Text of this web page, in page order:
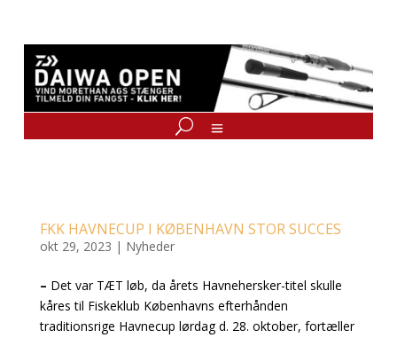
FKK HAVNECUP I KØBENHAVN STOR SUCCES
okt 29, 2023 | Nyheder
– Det var TÆT løb, da årets Havnehersker-titel skulle
kåres til Fiskeklub Københavns efterhånden
traditionsrige Havnecup lørdag d. 28. oktober, fortæller